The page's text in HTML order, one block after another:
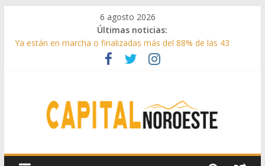
6 agosto 2026
Últimas noticias:
Ya están en marcha o finalizadas más del 88% de las 43
medidas urgentes para reconstruir la Sierra Oeste
Cerca de 33.000 asistentes en los espectáculos de la
kilos de forraje a las ganaderías afectadas por los incendios
de la Sierra Oeste
Guadarrama abre matricula 2026-2027 del Aula de